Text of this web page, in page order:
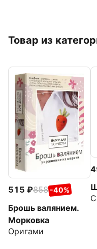
Товар из
515 858 -40%
Брошь валянием.
Морковка
Оригами